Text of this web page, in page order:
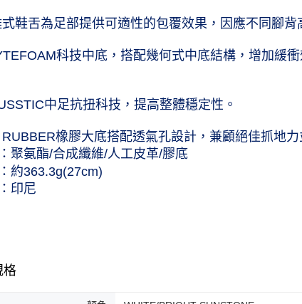
式鞋舌為足部提供可適性的包覆效果，因應不同腳背
科技中底，搭配幾何式中底結構，增加緩
中足抗扭科技，提高整體穩定性。
RUBBER橡膠大底搭配透氣孔設計，兼顧絕佳抓地
聚氨酯/合成纖維/人工皮革/膠底
約363.3g(27cm)
印尼
格